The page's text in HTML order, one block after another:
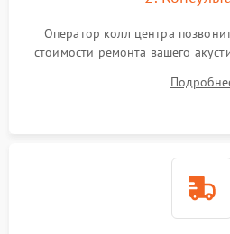
Оператор колл центра
стоимости ремонта вашего